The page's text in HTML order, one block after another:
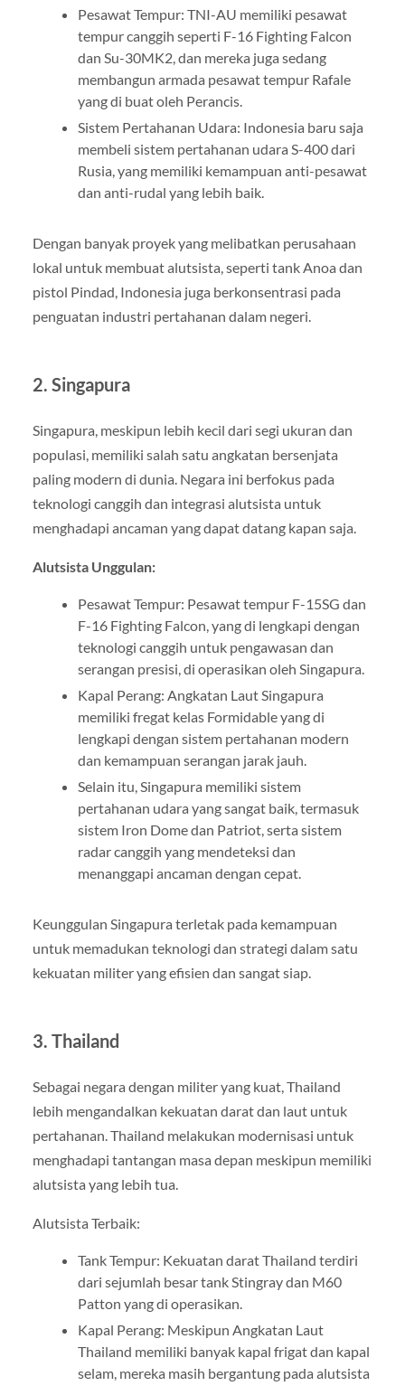
Pesawat Tempur: TNI-AU memiliki pesawat
tempur canggih seperti F-16 Fighting Falcon
dan Su-30MK2, dan mereka juga sedang
membangun armada pesawat tempur Rafale
yang di buat oleh Perancis.
Sistem Pertahanan Udara: Indonesia baru saja
membeli sistem pertahanan udara S-400 dari
Rusia, yang memiliki kemampuan anti-pesawat
dan anti-rudal yang lebih baik.
Dengan banyak proyek yang melibatkan perusahaan
lokal untuk membuat alutsista, seperti tank Anoa dan
pistol Pindad, Indonesia juga berkonsentrasi pada
penguatan industri pertahanan dalam negeri.
2. Singapura
Singapura, meskipun lebih kecil dari segi ukuran dan
populasi, memiliki salah satu angkatan bersenjata
paling modern di dunia. Negara ini berfokus pada
teknologi canggih dan integrasi alutsista untuk
menghadapi ancaman yang dapat datang kapan saja.
Alutsista Unggulan:
Pesawat Tempur: Pesawat tempur F-15SG dan
F-16 Fighting Falcon, yang di lengkapi dengan
teknologi canggih untuk pengawasan dan
serangan presisi, di operasikan oleh Singapura.
Kapal Perang: Angkatan Laut Singapura
memiliki fregat kelas Formidable yang di
lengkapi dengan sistem pertahanan modern
dan kemampuan serangan jarak jauh.
Selain itu, Singapura memiliki sistem
pertahanan udara yang sangat baik, termasuk
sistem Iron Dome dan Patriot, serta sistem
radar canggih yang mendeteksi dan
menanggapi ancaman dengan cepat.
Keunggulan Singapura terletak pada kemampuan
untuk memadukan teknologi dan strategi dalam satu
kekuatan militer yang efisien dan sangat siap.
3. Thailand
Sebagai negara dengan militer yang kuat, Thailand
lebih mengandalkan kekuatan darat dan laut untuk
pertahanan. Thailand melakukan modernisasi untuk
menghadapi tantangan masa depan meskipun memiliki
alutsista yang lebih tua.
Alutsista Terbaik:
Tank Tempur: Kekuatan darat Thailand terdiri
dari sejumlah besar tank Stingray dan M60
Patton yang di operasikan.
Kapal Perang: Meskipun Angkatan Laut
Thailand memiliki banyak kapal frigat dan kapal
selam, mereka masih bergantung pada alutsista